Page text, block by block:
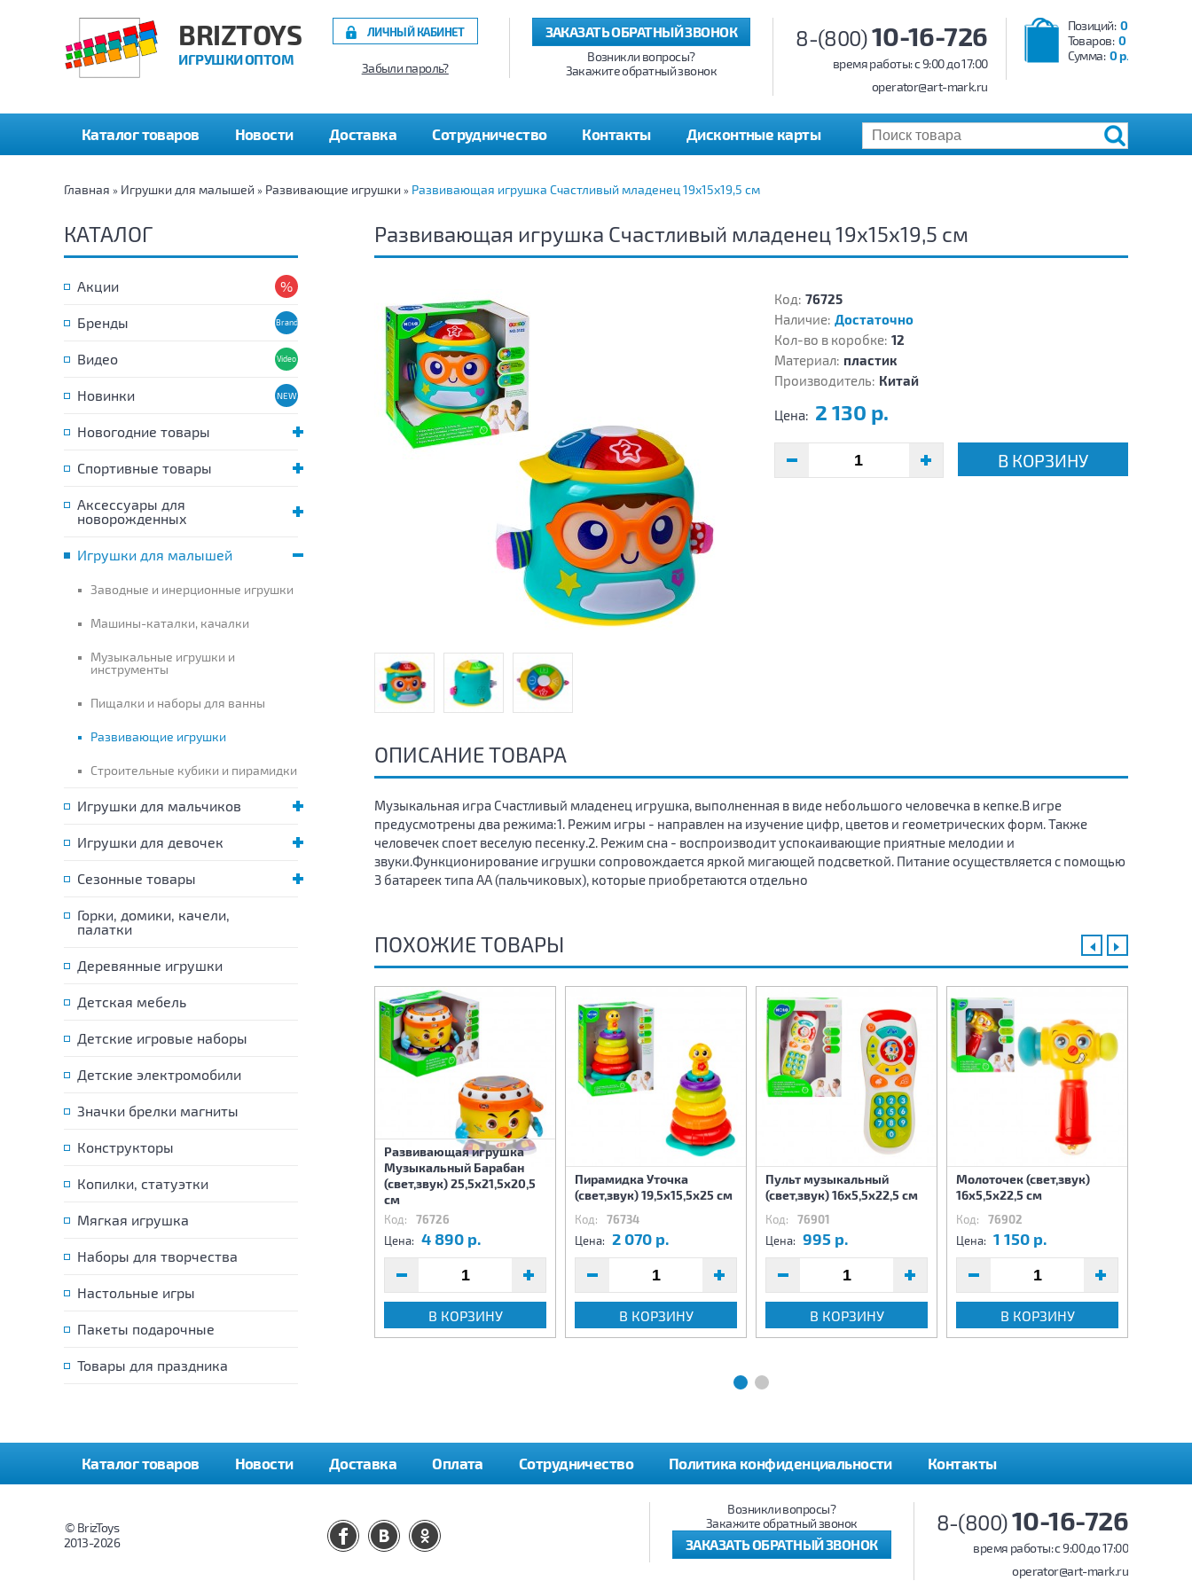
BRIZTOYS
ИГРУШКИ ОПТОМ
Позиций: 0
Товаров: 0
Сумма: 0 р.
8-(800)10-16-726
время работы: c 9:00 до 17:00
operator@art-mark.ru
ЗАКАЗАТЬ ОБРАТНЫЙ ЗВОНОК
Возникли вопросы?
Закажите обратный звонок
ЛИЧНЫЙ КАБИНЕТ
Забыли пароль?
Каталог товаров Новости Доставка Сотрудничество Контакты Дисконтные карты
Главная » Игрушки для малышей » Развивающие игрушки » Развивающая игрушка Счастливый младенец 19х15х19,5 см
КАТАЛОГ
Акции
Бренды
Видео
Новинки
Новогодние товары
Спортивные товары
Аксессуары для
новорожденных
Игрушки для малышей
Заводные и инерционные игрушки
Машины-каталки, качалки
Музыкальные игрушки и
инструменты
Пищалки и наборы для ванны
Развивающие игрушки
Строительные кубики и пирамидки
Игрушки для мальчиков
Игрушки для девочек
Сезонные товары
Горки, домики, качели,
палатки
Деревянные игрушки
Детская мебель
Детские игровые наборы
Детские электромобили
Значки брелки магниты
Конструкторы
Копилки, статуэтки
Мягкая игрушка
Наборы для творчества
Настольные игры
Пакеты подарочные
Товары для праздника
Развивающая игрушка Счастливый младенец 19х15х19,5 см
Код: 76725
Наличие: Достаточно
Кол-во в коробке: 12
Материал: пластик
Производитель: Китай
Цена: 2 130 р.
В КОРЗИНУ
ОПИСАНИЕ ТОВАРА
Музыкальная игра Счастливый младенец игрушка, выполненная в виде небольшого человечка в кепке.В игре
предусмотрены два режима:1. Режим игры - направлен на изучение цифр, цветов и геометрических форм. Также
человечек споет веселую песенку.2. Режим сна - воспроизводит успокаивающие приятные мелодии и
звуки.Функционирование игрушки сопровождается яркой мигающей подсветкой. Питание осуществляется с помощью
3 батареек типа АА (пальчиковых), которые приобретаются отдельно
ПОХОЖИЕ ТОВАРЫ
Набор черепашек 2 шт
76904
Динозаврик на батарейках
Развивающая игрушка
Музыкальный Барабан
(свет,звук) 25,5х21,5х20,5
см
Код: 76726
Цена: 4 890 р.
В КОРЗИНУ
Пирамидка Уточка
(свет,звук) 19,5х15,5х25 см
Код: 76734
Цена: 2 070 р.
В КОРЗИНУ
Пульт музыкальный
(свет,звук) 16х5,5х22,5 см
Код: 76901
Цена: 995 р.
В КОРЗИНУ
Молоточек (свет,звук)
16х5,5х22,5 см
Код: 76902
Цена: 1 150 р.
В КОРЗИНУ
Каталог товаров Новости Доставка Оплата Сотрудничество Политика конфиденциальности Контакты
8-(800)10-16-726
время работы: c 9:00 до 17:00
operator@art-mark.ru
Возникли вопросы?
Закажите обратный звонок
ЗАКАЗАТЬ ОБРАТНЫЙ ЗВОНОК
© BrizToys
2013-2026